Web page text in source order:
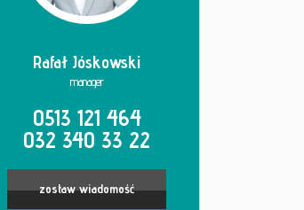
Rafał Jóskowski
manager
0513 121 464
032 340 33 22
zostaw wiadomość